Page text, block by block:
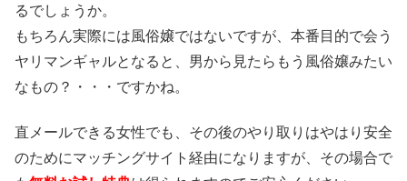
るでしょうか。
もちろん実際には風俗嬢ではないですが、本番目的で会う
ヤリマンギャルとなると、男から見たらもう風俗嬢みたい
なもの？・・・ですかね。
直メールできる女性でも、その後のやり取りはやはり安全
のためにマッチングサイト経由になりますが、その場合で